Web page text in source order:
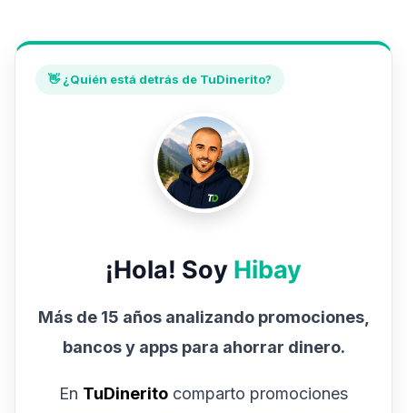
👋 ¿Quién está detrás de TuDinerito?
¡Hola! Soy Hibay
Más de 15 años analizando promociones,
bancos y apps para ahorrar dinero.
En TuDinerito comparto promociones